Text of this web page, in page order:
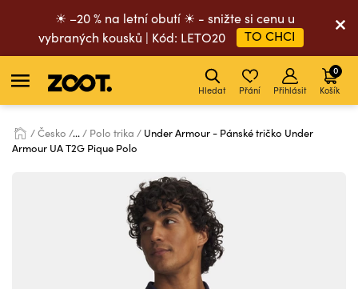
☀ –20 % na letní obutí ☀ - snižte si cenu u
vybraných kousků | Kód: LETO20
TO CHCI
Hledat Přání Přihlásit Košík
0
Česko ... Polo trika
Under Armour - Pánské tričko Under
Armour UA T2G Pique Polo